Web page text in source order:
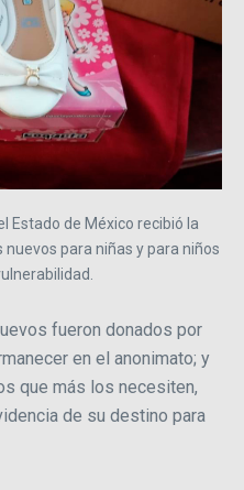
Estado de México recibió la
para niñas y para niños
fueron donados por
en el anonimato; y
que más los necesiten,
de su destino para